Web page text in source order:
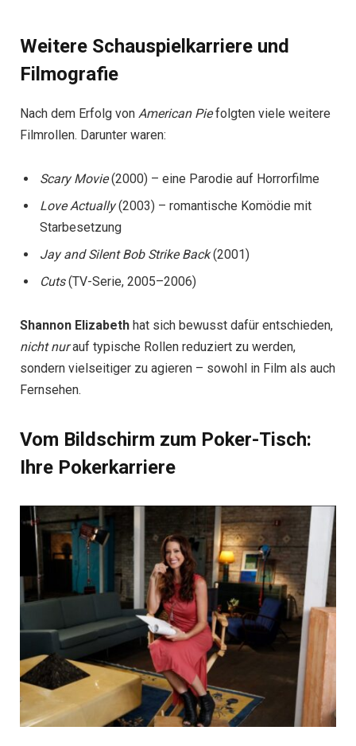
Weitere Schauspielkarriere und
Filmografie
Nach dem Erfolg von American Piefolgten viele weitere
Filmrollen. Darunter waren:
Scary Movie(2000) – eine Parodie auf Horrorfilme
Love Actually(2003) – romantische Komödie mit
Starbesetzung
Jay and Silent Bob Strike Back(2001)
Cuts(TV-Serie, 2005–2006)
Shannon Elizabeth hat sich bewusst dafür entschieden,
nicht nurauf typische Rollen reduziert zu werden,
sondern vielseitiger zu agieren – sowohl in Film als auch
Fernsehen.
Vom Bildschirm zum Poker-Tisch:
Ihre Pokerkarriere